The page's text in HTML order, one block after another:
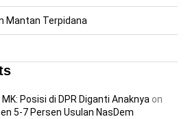
Mantan Terpidana
Posisi di DPR Diganti Anaknya on
5-7 Persen Usulan NasDem